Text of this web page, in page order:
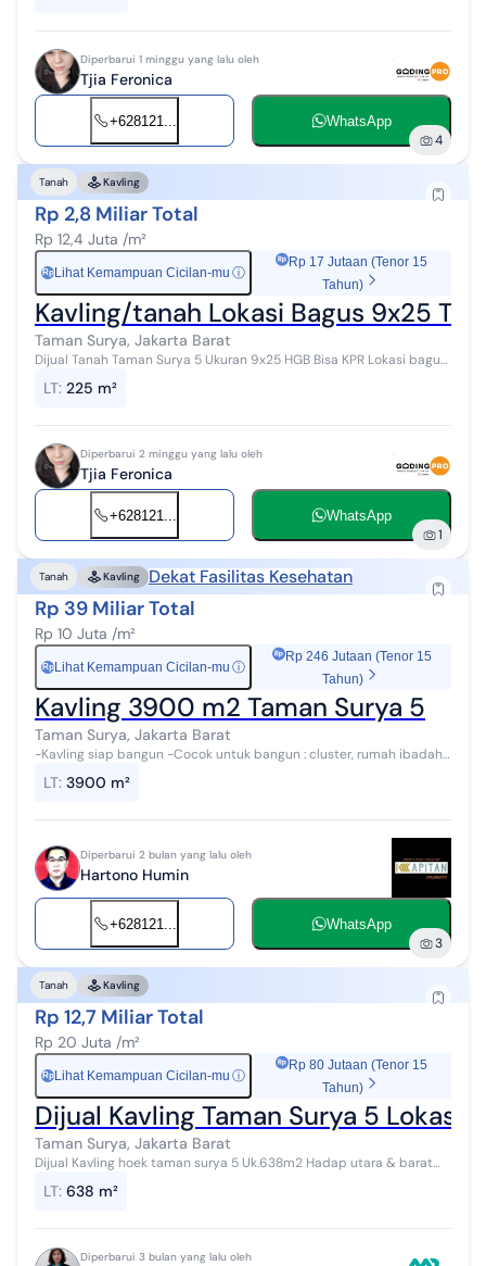
Diperbarui 1 minggu yang lalu oleh
Tjia Feronica
+628121... WhatsApp
4
Tanah Kavling
Rp 2,8 Miliar Total
Rp 12,4 Juta /m²
Rp Lihat Kemampuan Cicilan-mu ⓘ
Rp 17 Jutaan (Tenor 15
Tahun)
Kavling/tanah Lokasi Bagus 9x25
Taman Surya, Jakarta Barat
Dijual Tanah Taman Surya 5 Ukuran 9x25 HGB Bisa KPR Lokasi bagus
LT: 225 m²
Diperbarui 2 minggu yang lalu oleh
Tjia Feronica
+628121... WhatsApp
1
Tanah Kavling Dekat Fasilitas Kesehatan
Rp 39 Miliar Total
Rp 10 Juta /m²
Rp Lihat Kemampuan Cicilan-mu ⓘ
Rp 246 Jutaan (Tenor 15
Tahun)
Kavling 3900 m2 Taman Surya 5
Taman Surya, Jakarta Barat
-Kavling siap bangun -Cocok untuk bangun : cluster, rumah ibadah,
081688xxxx LISTIN...
LT: 3900 m²
Diperbarui 2 bulan yang lalu oleh
Hartono Humin
+628121... WhatsApp
3
Tanah Kavling
Rp 12,7 Miliar Total
Rp 20 Juta /m²
Rp Lihat Kemampuan Cicilan-mu ⓘ
Rp 80 Jutaan (Tenor 15
Tahun)
Dijual Kavling Taman Surya 5 Lokasi
Taman Surya, Jakarta Barat
Dijual Kavling hoek taman surya 5 Uk.638m2 Hadap utara & barat
LT: 638 m²
Diperbarui 3 bulan yang lalu oleh